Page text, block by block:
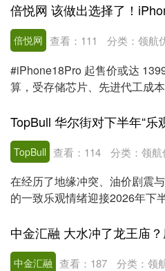
倍悦网 查看： 111 分类： 领航
#iPhone18Pro 起售价或达
算，受存储芯片、先进代工成
TopBull 查看： 114 分类： 领航
在经历了地缘冲突、油价剧震
的一致乐观情绪迎接2026年
中金汇融 查看： 187 分类： 领
14230.52 86.32 0.61%